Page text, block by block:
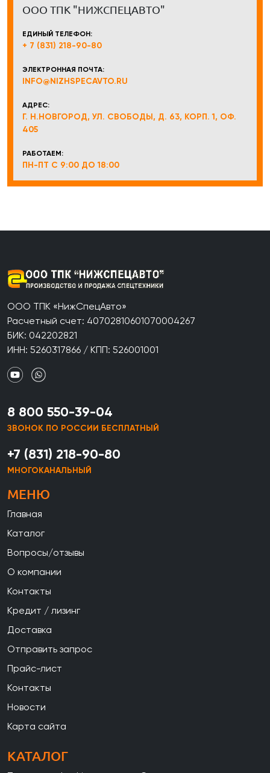
ООО ТПК "НИЖСПЕЦАВТО"
ЕДИНЫЙ ТЕЛЕФОН:
+ 7 (831) 218-90-80
ЭЛЕКТРОННАЯ ПОЧТА:
INFO@NIZHSPECAVTO.RU
АДРЕС:
Г. Н.НОВГОРОД, УЛ. СВОБОДЫ, Д. 63, КОРП. 1, ОФ.
405
РАБОТАЕМ:
ПН-ПТ С 9:00 ДО 18:00
ООО ТПК «НижСпецАвто»
Расчетный счет: 40702810601070004267
БИК: 042202821
ИНН: 5260317866 / КПП: 526001001
8 800 550-39-04
ЗВОНОК ПО РОССИИ БЕСПЛАТНЫЙ
+7 (831) 218-90-80
МНОГОКАНАЛЬНЫЙ
МЕНЮ
Главная
Каталог
Вопросы/отзывы
О компании
Контакты
Кредит / лизинг
Доставка
Отправить запрос
Прайс-лист
Контакты
Новости
Карта сайта
КАТАЛОГ